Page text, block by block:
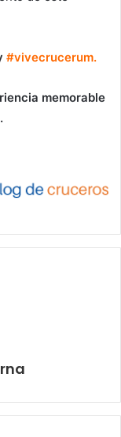
#vivecrucerum.
memorable